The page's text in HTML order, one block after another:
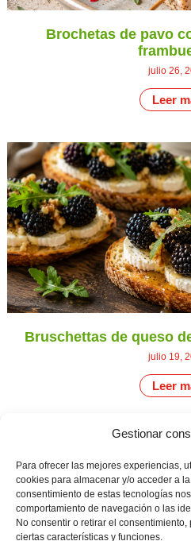
Gestionar
Para ofrecer las mejores experiencias,
cookies para almacenar y/o acceder a
consentimiento de estas tecnologías
comportamiento de navegación o las
No consentir o retirar el
ciertas características y funciones.
Brochetas de pavo
julio 26,
Leer
Bruschettas de queso
julio 19,
Leer
Productores
de
fresas,
frambuesas,
arándanos
y
Camino de
21800
Huelva